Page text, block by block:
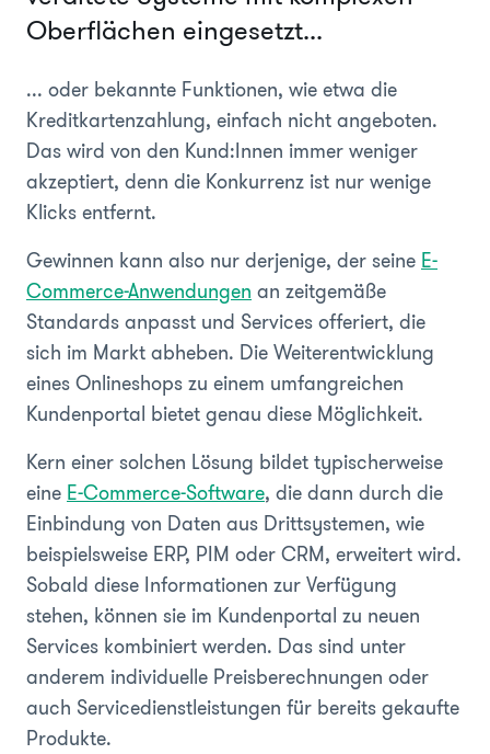
Oberflächen eingesetzt...
... oder bekannte Funktionen, wie etwa die
Kreditkartenzahlung, einfach nicht angeboten.
Das wird von den Kund:Innen immer weniger
akzeptiert, denn die Konkurrenz ist nur wenige
Klicks entfernt.
Gewinnen kann also nur derjenige, der seine E-
Commerce-Anwendungen an zeitgemäße
Standards anpasst und Services offeriert, die
sich im Markt abheben. Die Weiterentwicklung
eines Onlineshops zu einem umfangreichen
Kundenportal bietet genau diese Möglichkeit.
Kern einer solchen Lösung bildet typischerweise
eine E-Commerce-Software, die dann durch die
Einbindung von Daten aus Drittsystemen, wie
beispielsweise ERP, PIM oder CRM, erweitert wird.
Sobald diese Informationen zur Verfügung
stehen, können sie im Kundenportal zu neuen
Services kombiniert werden. Das sind unter
anderem individuelle Preisberechnungen oder
auch Servicedienstleistungen für bereits gekaufte
Produkte.